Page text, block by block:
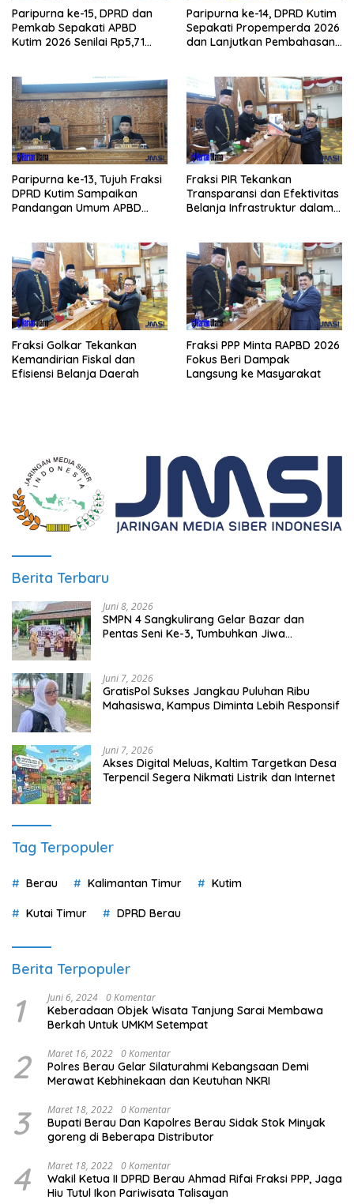
Paripurna ke-15, DPRD dan
Pemkab Sepakati APBD
Kutim 2026 Senilai Rp5,71
Paripurna ke-14, DPRD Kutim
Sepakati Propemperda 2026
dan Lanjutkan Pembahasan
Paripurna ke-13, Tujuh Fraksi
DPRD Kutim Sampaikan
Pandangan Umum APBD
Fraksi PIR Tekankan
Transparansi dan Efektivitas
Belanja Infrastruktur dalam
Fraksi Golkar Tekankan
Kemandirian Fiskal dan
Efisiensi Belanja Daerah
Fraksi PPP Minta RAPBD 2026
Fokus Beri Dampak
Langsung ke Masyarakat
Berita Terbaru
Juni 8, 2026
SMPN 4 Sangkulirang Gelar Bazar dan
Pentas Seni Ke-3, Tumbuhkan Jiwa
Juni 7, 2026
GratisPol Sukses Jangkau Puluhan Ribu
Mahasiswa, Kampus Diminta Lebih Responsif
Juni 7, 2026
Akses Digital Meluas, Kaltim Targetkan Desa
Terpencil Segera Nikmati Listrik dan Internet
Tag Terpopuler
Berau Kalimantan Timur Kutim
Kutai Timur DPRD Berau
Berita Terpopuler
1 Juni 6, 2024 0 Komentar
Keberadaan Objek Wisata Tanjung Sarai Membawa
Berkah Untuk UMKM Setempat
2 Maret 16, 2022 0 Komentar
Polres Berau Gelar Silaturahmi Kebangsaan Demi
Merawat Kebhinekaan dan Keutuhan NKRI
3 Maret 18, 2022 0 Komentar
Bupati Berau Dan Kapolres Berau Sidak Stok Minyak
goreng di Beberapa Distributor
4 Maret 18, 2022 0 Komentar
Wakil Ketua II DPRD Berau Ahmad Rifai Fraksi PPP, Jaga
Hiu Tutul Ikon Pariwisata Talisayan